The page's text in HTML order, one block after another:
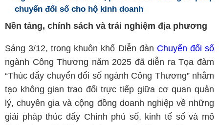
chuyển đổi số cho hộ kinh doanh
Nền tảng, chính sách và trải nghiệm địa phương
Sáng 3/12, trong khuôn khổ Diễn đàn Chuyển đổi số
ngành Công Thương năm 2025 đã diễn ra Tọa đàm
“Thúc đẩy chuyển đổi số ngành Công Thương” nhằm
tạo không gian trao đổi trực tiếp giữa cơ quan quản
lý, chuyên gia và cộng đồng doanh nghiệp về những
giải pháp thúc đẩy Chính phủ số, kinh tế số và mô